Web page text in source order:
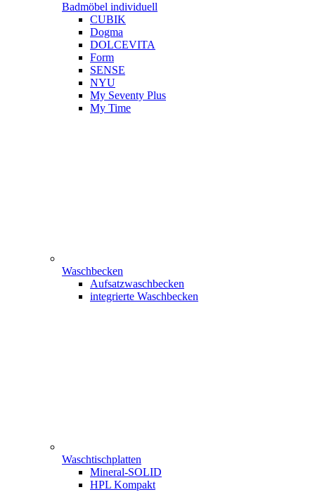
Badmöbel individuell
CUBIK
Dogma
DOLCEVITA
Form
SENSE
NYU
My Seventy Plus
My Time
Waschbecken
Aufsatzwaschbecken
integrierte Waschbecken
Waschtischplatten
Mineral-SOLID
HPL Kompakt